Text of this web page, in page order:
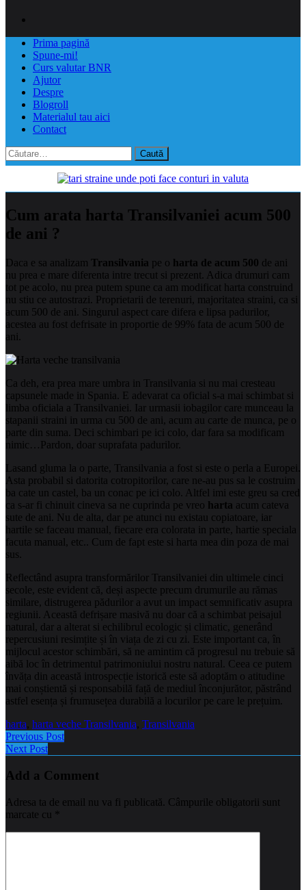
Prima pagină
Spune-mi!
Curs valutar BNR
Ajutor
Despre
Blogroll
Materialul tau aici
Contact
Caută
după:
Cum arata harta Transilvaniei acum 500
de ani ?
Daca e sa analizam Transilvania pe o harta de acum 500 de ani
nu prea e mare diferenta intre trecut si prezent. Adica drumuri cam
tot pe acolo, nu prea putem spune ca am modificat harta construind
nu stiu ce autostrazi. Proprietarii de terenuri, majoritatea straini, ca si
acum 500 de ani. Singurul aspect care difera e lipsa padurilor,
acestea au fost defrisate in proportie de 99% fata de acum 500 de
ani.
Ca deh, era prea mare umbra in Transilvania si nu mai cresteau
capsunele made in Spania. E adevarat ca oficial s-a mai schimbat si
limba oficiala a Transilvaniei. Iar urmasii iobagilor care munceau la
stapanii straini in urma cu 500 de ani, acum au carte de munca, pe o
parte din suma. Deci schimbari pe ici colo, dar fara sa modificam
nimic…Pardon, doar suprafata padurilor.
Lasand gluma la o parte, Transilvania a fost si este o perla a Europei.
Asta probabil si datorita cotropitorilor, care ne-au pus sa le costruim
ba cate un castel, ba un conac pe ici colo. Altfel imi este greu sa cred
ca s-ar fi chinuit cineva sa ne cuprinda pe vreo harta acum cateva
sute de ani. Nu de alta, dar pe atunci nu existau copiatoare, iar
hartile se faceau manual, fiecare era colorata in parte, hartie speciala
facuta manual, etc.. Cum de fapt este si harta mea din poza de mai
sus.
Reflectând asupra transformărilor Transilvaniei din ultimele cinci
secole, este evident că, deși aspecte precum drumurile au rămas
similare, distrugerea pădurilor a avut un impact semnificativ asupra
regiunii. Această defrișare masivă nu doar că a schimbat peisajul
natural, dar a alterat si echilibrul ecologic și climatic, generând
repercusiuni resimțite și în viața de zi cu zi. Este important ca, în
mijlocul acestor schimbări, să ne amintim că progresul nu trebuie să
aibă loc în detrimentul patrimoniului nostru natural. Ceea ce putem
învăța din această introspecție istorică este să adoptăm o atitudine
mai conștientă și responsabilă față de mediul înconjurător, păstrând
astfel esența și frumusețea durabilă a locurilor pe care le prețuim.
harta, harta veche Transilvania, Transilvania
Previous Post
Next Post
Add a Comment
Adresa ta de email nu va fi publicată. Câmpurile obligatorii sunt
marcate cu